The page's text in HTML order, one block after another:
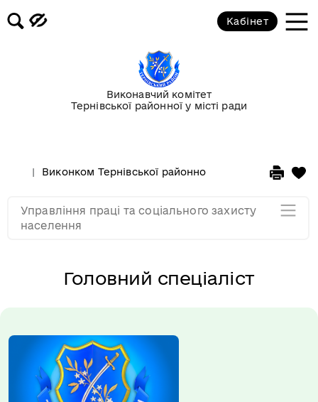
Виконавчий комітет
Тернівської районної у місті ради
Кабінет
Виконком Тернівської районної у місті ради
Головний спеціаліст
Управління праці та соціального захисту
населення
Відділ соціально-трудових
відносин
Відділ соціальної підтримки
Відділ правового забезпечення
Мапа розділу